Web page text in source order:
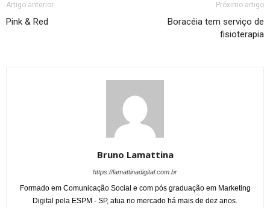
Artigo anterior
Pink & Red
Próximo artigo
Boracéia tem serviço de
fisioterapia
Bruno Lamattina
https://lamattinadigital.com.br
Formado em Comunicação Social e com pós graduação em Marketing
Digital pela ESPM - SP, atua no mercado há mais de dez anos.